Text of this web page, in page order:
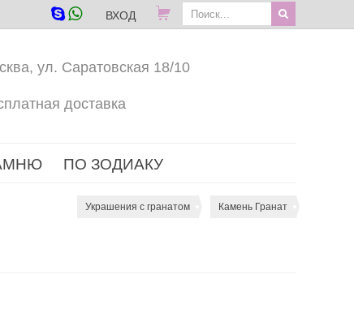
ВХОД
ул. Саратовская 18/10
доставка
ПО ЗОДИАКУ
Украшения с гранатом Камень Гранат